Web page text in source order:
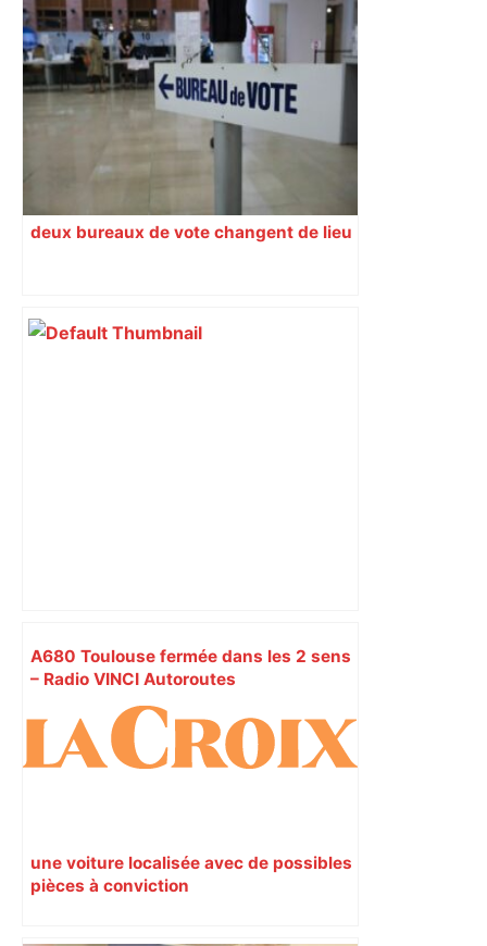
deux bureaux de vote changent de lieu
A680 Toulouse fermée dans les 2 sens
– Radio VINCI Autoroutes
une voiture localisée avec de possibles
pièces à conviction